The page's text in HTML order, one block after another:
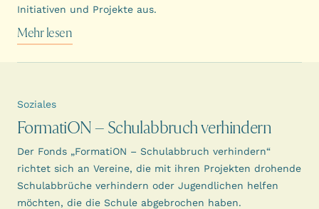
Initiativen und Projekte aus.
Mehr lesen
FormatiON – Schulabbruch verhindern
Der Fonds „FormatiON – Schulabbruch verhindern“
richtet sich an Vereine, die mit ihren Projekten drohende
Schulabbrüche verhindern oder Jugendlichen helfen
möchten, die die Schule abgebrochen haben.
Soziales